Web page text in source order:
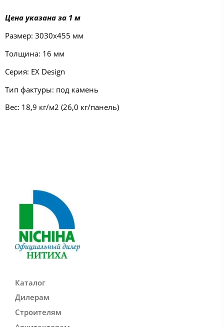
Цена указана за 1 м
Размер: 3030х455 мм
Толщина: 16 мм
Серия: EX Design
Тип фактуры: под камень
Вес: 18,9 кг/м2 (26,0 кг/панель)
Каталог
Дилерам
Строителям